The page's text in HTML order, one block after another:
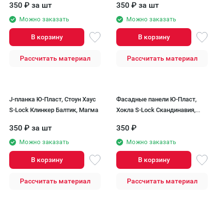
350 ₽ за шт
Можно заказать
В корзину
Рассчитать материал
350 ₽ за шт
Можно заказать
В корзину
Рассчитать материал
J-планка Ю-Пласт, Стоун Хаус
S-Lock Клинкер Балтик, Магма
350 ₽ за шт
Можно заказать
В корзину
Рассчитать материал
Фасадные панели Ю-Пласт,
Хокла S-Lock Скандинавия,
350 ₽
Можно заказать
В корзину
Рассчитать материал